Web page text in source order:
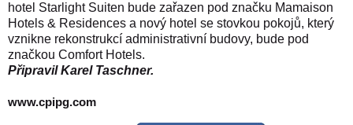
hotel Starlight Suiten bude zařazen pod značku Mamaison
Hotels & Residences a nový hotel se stovkou pokojů, který
vznikne rekonstrukcí administrativní budovy, bude pod
značkou Comfort Hotels.
Připravil Karel Taschner.
www.cpipg.com